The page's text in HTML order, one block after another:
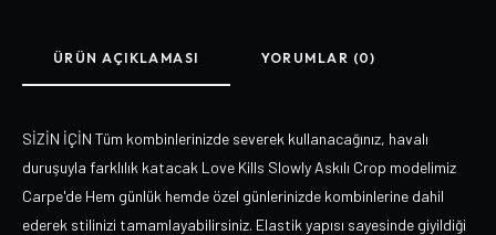
ÜRÜN AÇIKLAMASI YORUMLAR (0)
SİZİN İÇİN Tüm kombinlerinizde severek kullanacağınız, havalı
duruşuyla farklılık katacak Love Kills Slowly Askılı Crop modelimiz
Carpe'de Hem günlük hemde özel günlerinizde kombinlerine dahil
ederek stilinizi tamamlayabilirsiniz. Elastik yapısı sayesinde giyildiği